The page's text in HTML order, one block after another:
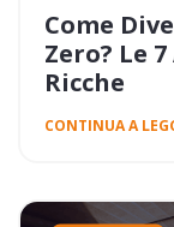
Come
Zero? Le
Ricche
CONTINUA A